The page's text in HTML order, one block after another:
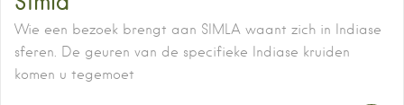
Wie een bezoek brengt aan SIMLA waant zich in Indiase
sferen. De geuren van de specifieke Indiase kruiden
komen u tegemoet